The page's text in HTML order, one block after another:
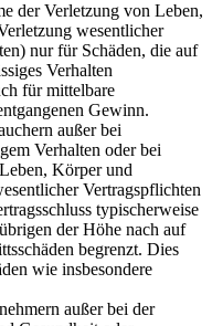
der Verletzung von Leben,
wesentlicher
nur für Schäden, die auf
Verhalten
für mittelbare
Gewinn.
außer bei
Verhalten oder bei
Körper und
Vertragspflichten
typischerweise
der Höhe nach auf
begrenzt. Dies
wie insbesondere
außer bei der